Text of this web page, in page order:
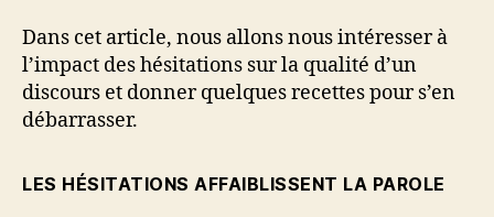
Dans cet article, nous allons nous intéresser à
l’impact des hésitations sur la qualité d’un
discours et donner quelques recettes pour s’en
débarrasser.
LES HÉSITATIONS AFFAIBLISSENT LA PAROLE